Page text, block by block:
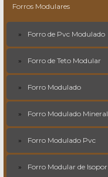
Forros Modulares
Forro de Pvc Modulado
Forro de Teto Modular
Forro Modulado
Forro Modulado Mineral
Forro Modulado Pvc
Forro Modular de Isopor